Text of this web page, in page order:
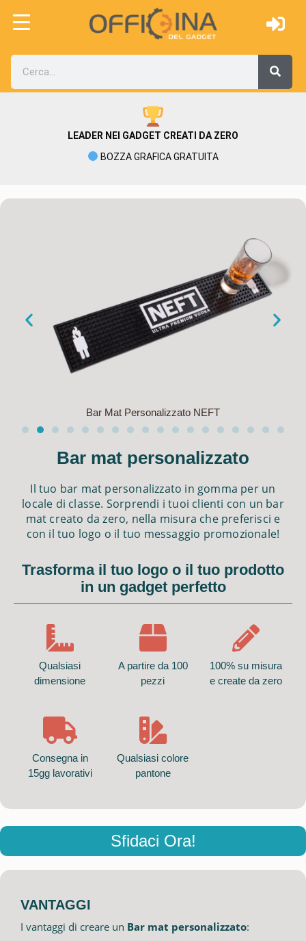
LEADER NEI GADGET CREATI DA ZERO
BOZZA GRAFICA GRATUITA
Bar Mat Personalizzato NEFT
Bar mat personalizzato
Il tuo bar mat personalizzato in gomma per un
locale di classe. Sorprendi i tuoi clienti con un bar
mat creato da zero, nella misura che preferisci e
con il tuo logo o il tuo messaggio promozionale!
Trasforma il tuo logo o il tuo prodotto
in un gadget perfetto
Qualsiasi
dimensione
A partire da 100
pezzi
100% su misura
e create da zero
Consegna in
15gg lavorativi
Qualsiasi colore
pantone
Sfidaci Ora!
VANTAGGI
I vantaggi di creare un Bar mat personalizzato: